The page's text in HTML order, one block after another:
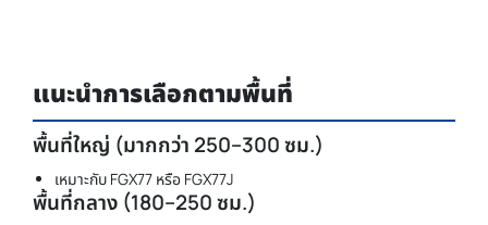
แนะนำการเลือกตามพื้นที่
พื้นที่ใหญ่ (มากกว่า 250–300 ซม.)
เหมาะกับ FGX77 หรือ FGX77J
พื้นที่กลาง (180–250 ซม.)